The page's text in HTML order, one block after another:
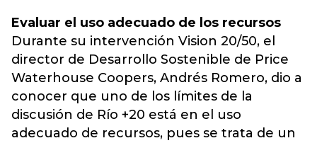
Evaluar el uso adecuado de los recursos
Durante su intervención Vision 20/50, el
director de Desarrollo Sostenible de Price
Waterhouse Coopers, Andrés Romero, dio a
conocer que uno de los límites de la
discusión de Río +20 está en el uso
adecuado de recursos, pues se trata de un